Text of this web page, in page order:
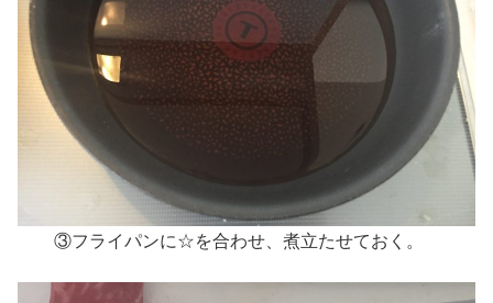
③フライパンに☆を合わせ、煮立たせておく。